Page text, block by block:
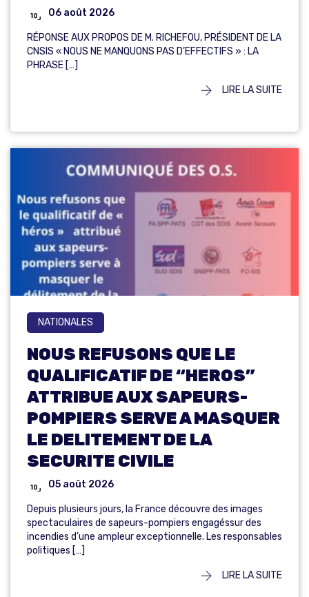
06 août 2026
RÉPONSE AUX PROPOS DE M. RICHEFOU, PRÉSIDENT DE LA
CNSIS « NOUS NE MANQUONS PAS D’EFFECTIFS » : LA
PHRASE […]
LIRE LA SUITE
NATIONALES
NOUS REFUSONS QUE LE
QUALIFICATIF DE “HEROS”
ATTRIBUE AUX SAPEURS-
POMPIERS SERVE A MASQUER
LE DELITEMENT DE LA
SECURITE CIVILE
05 août 2026
Depuis plusieurs jours, la France découvre des images
spectaculaires de sapeurs-pompiers engagéssur des
incendies d’une ampleur exceptionnelle. Les responsables
politiques […]
LIRE LA SUITE